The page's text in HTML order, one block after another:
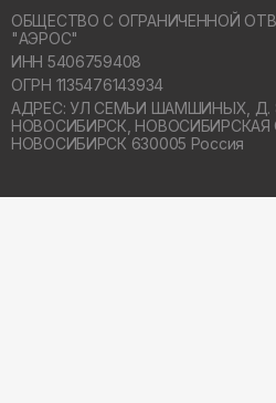
ОБЩЕСТВО С ОГРАНИЧЕННОЙ
"АЭРОС"
ИНН 5406759408
ОГРН 1135476143934
АДРЕС: УЛ СЕМЬИ ШАМШИНЫХ, Д.
НОВОСИБИРСК, НОВОСИБИРСКАЯ
НОВОСИБИРСК 630005 Россия